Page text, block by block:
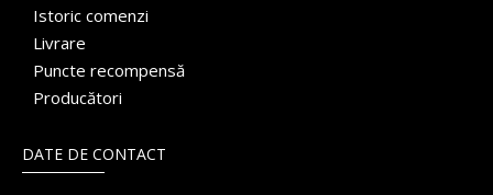
Istoric comenzi
Livrare
Puncte recompensă
Producători
DATE DE CONTACT